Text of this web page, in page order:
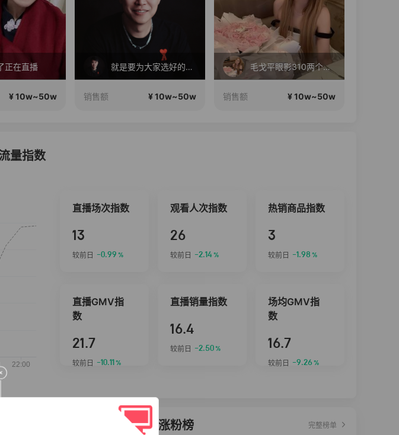
正在直播
¥ 10w~50w
就是要为大家选好的产品！做好的价格，不随波逐流！加油！
销售额 ¥ 10w~50w
毛戈平眼影310两个正装！
销售额 ¥ 10w~50w
量指数
直播场次指数
13
较前日 -0.99 %
观看人次指数
26
较前日 -2.14%
热销商品指数
3
较前日 -1.98 %
直播GMV指
数
21.7
较前日 -10.11 %
直播销量指数
16.4
较前日 -2.50%
场均GMV指
数
16.7
较前日 -9.26 %
达人涨粉榜
完整榜单